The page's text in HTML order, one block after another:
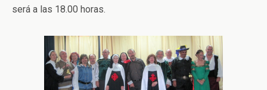
será a las 18.00 horas.